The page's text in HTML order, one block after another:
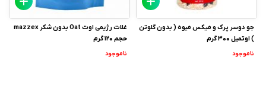
جو دوسر پرک و میکس میوه ( بدون گلوتن
) اوتمیل 300 گرم
ناموجود
غلات رژیمی اوت Oat بدون شکر mazzex
حجم 120 گرم
ناموجود